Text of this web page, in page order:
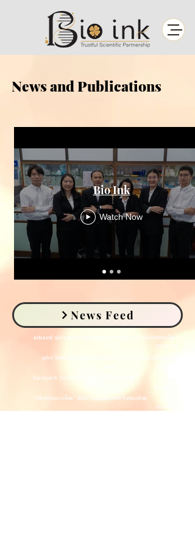
News and Publications
Bio Ink
Watch Now
News Feed
“เนื้อสัตว์เพาะเลี้ยง” สินค้าใหม่กำลังมาแรงในตลาดโลก
08-09-21
จุฬาฯ วิจัยนวัตกรรมปลูกถ่ายสเต็มเซลล์ รักษาเบาหวานในสัตว์เลี้ยง
สำเร็จ! 20-07-22
แห่งแรก! จุฬาฯ พัฒนาปลูกสเต็มเซลล์ ช่วยรักษาเบาหวานในสัตว์เลี้ยง
25-07-22
Backpack Journalist ตอน FUTURE FOOD
29-06-22